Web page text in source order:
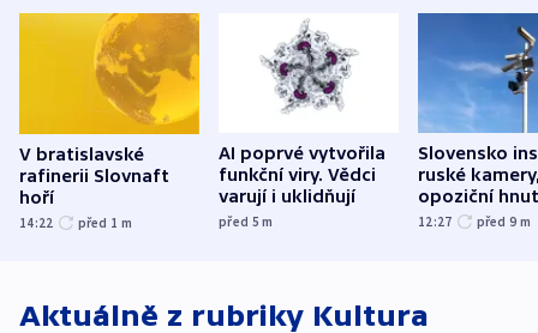
V bratislavské
rafinerii Slovnaft
hoří
14:22 před 1 m
AI poprvé vytvořila
funkční viry. Vědci
varují i uklidňují
před 5m
Slovensko
ruské
opoziční
12:27 před 9 m
Aktuálně z rubriky Kultura